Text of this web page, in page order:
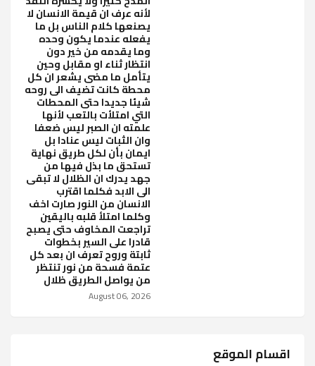
لأنه عرف ان قيمة الانسان لا
يصنعها كلام الناس بل ما
يفعله عندما يكون وحده
وما يقدمه من خير دون
انتظار ثناء او مقابل وحين
يتأمل ما مضى يشعر ان كل
محطة كانت تضيف الى روحه
شيئا جديدا حتى المحطات
التي امتلأت بالتعب لأنها
علمته ان الصبر ليس ضعفا
وان الثبات ليس عنادا بل
ايمان بأن لكل طريق نهاية
تستحق ما بذل فيها من
جهد يدرك ان الظلال لا تبقى
الى الابد فكلما اقترب
الانسان من النور صارت اخف
وكلما امتلأ قلبه باليقين
تراجعت المخاوف حتى يصبح
قادرا على السير بخطوات
ثابتة وروح تعرف ان بعد كل
عتمة فسحة من نور تنتظر
من يواصل الطريق ظلال
August 06, 2026
اقسام الموقع